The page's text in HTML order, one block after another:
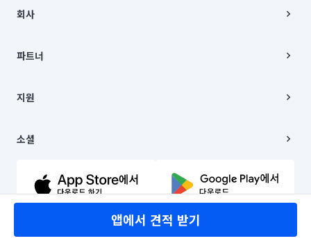
앱에서 견적 받기
00019 |
주소 | 본사: 서울특별시 종로구 율곡로 6(중학동, 트윈트리빌딩) B동 5층
컨택센터 : 서울특별시 종로구 수송동 율곡로 24, 7층, 8층 미소
상품, 상품정보, 거래에 관한 의무와 책임은 거래당사자에게 있습니다.
언론 보도 관련 문의:
© 유한회사 미소. Miso, Inc. All Rights Reserved.
회사
채용
파트너
이사
지원
이용약관
문의하기
소셜
유튜브